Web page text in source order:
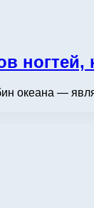
океана —